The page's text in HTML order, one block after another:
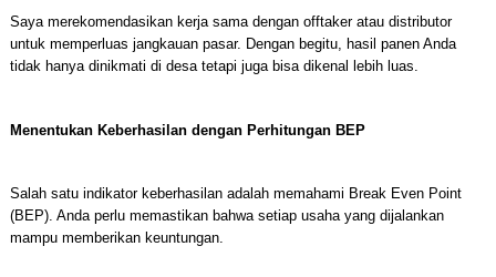
Saya merekomendasikan kerja sama dengan offtaker atau distributor
untuk memperluas jangkauan pasar. Dengan begitu, hasil panen Anda
tidak hanya dinikmati di desa tetapi juga bisa dikenal lebih luas.
Menentukan Keberhasilan dengan Perhitungan BEP
Salah satu indikator keberhasilan adalah memahami Break Even Point
(BEP). Anda perlu memastikan bahwa setiap usaha yang dijalankan
mampu memberikan keuntungan.